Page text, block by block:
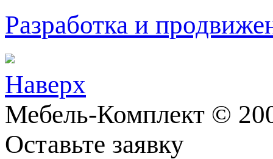
Разработка и
Наверх
Мебель-Комплект ©
Оставьте заявку